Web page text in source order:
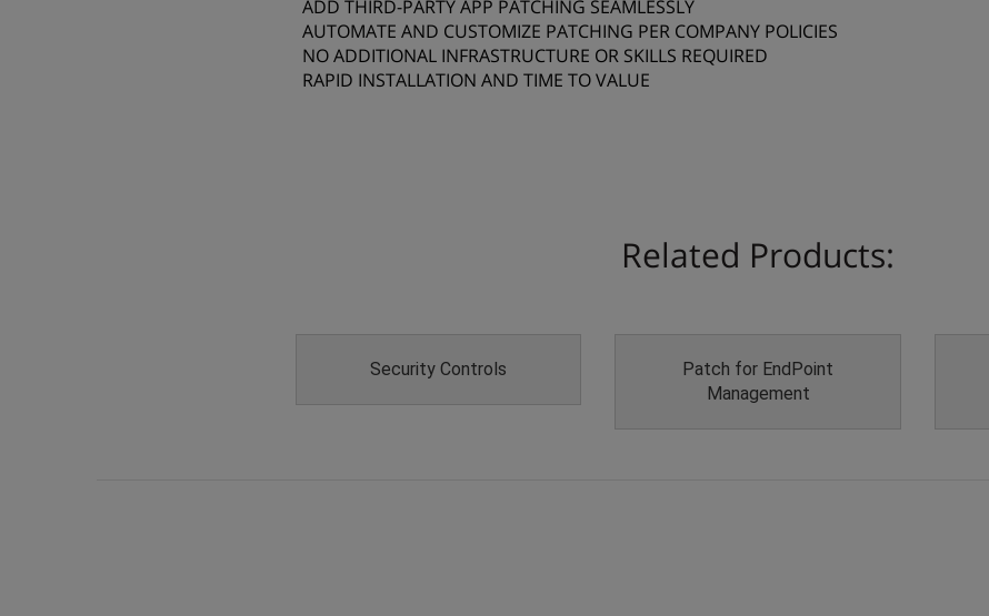
ADD THIRD-PARTY APP PATCHING SEAMLESSLY
AUTOMATE AND CUSTOMIZE PATCHING PER COMPANY POLICIES
NO ADDITIONAL INFRASTRUCTURE OR SKILLS REQUIRED
RAPID INSTALLATION AND TIME TO VALUE
Related Products:
Patch for EndPoint
Management
Security Controls